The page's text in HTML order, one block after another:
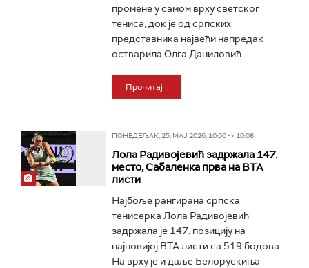
промене у самом врху светског
тениса, док је од српских
представника највећи напредак
остварила Олга Даниловић...
Прочитај
ПОНЕДЕЉАК, 25. МАЈ 2026, 10:00 -> 10:08
Лола Радивојевић задржала 147.
место, Сабаленка прва на ВТА
листи
Најбоље рангирана српска
тенисерка Лола Радивојевић
задржала је 147. позицију на
најновијој ВТА листи са 519 бодова.
На врху је и даље Белорускиња